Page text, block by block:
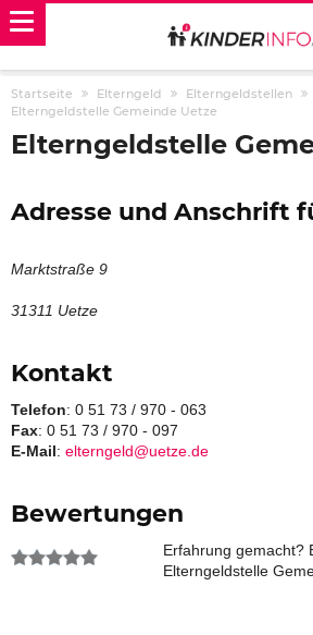
Startseite Elterngeld Elterngeldstellen
Elterngeldstelle Gemeinde Uetze
Elterngeldstelle
Adresse und Anschrift
Marktstraße 9
31311 Uetze
Kontakt
Telefon: 0 51 73 / 970 - 063
Fax: 0 51 73 / 970 - 097
E-Mail: elterngeld@uetze.de
Bewertungen
Erfahrung gemacht?
Elterngeldstelle